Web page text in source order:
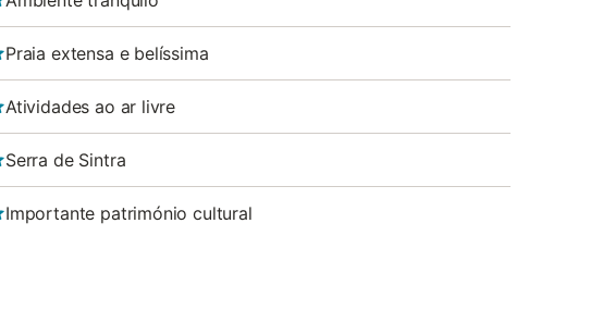
Praia extensa e belíssima
Atividades ao ar livre
Serra de Sintra
Importante património cultural